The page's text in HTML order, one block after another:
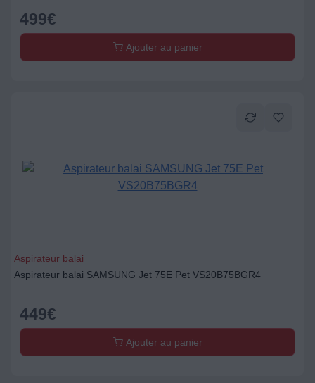
499€
Ajouter au panier
Aspirateur balai
Aspirateur balai SAMSUNG Jet 75E Pet VS20B75BGR4
449€
Ajouter au panier